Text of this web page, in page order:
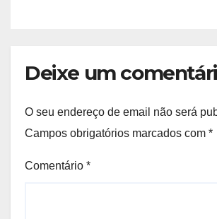
Deixe um
O seu endereço de email não será
Campos obrigatórios marcados com *
Comentário *